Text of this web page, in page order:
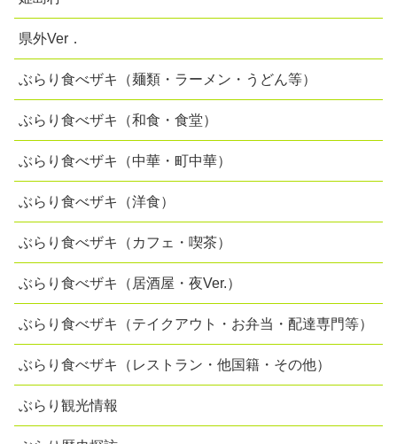
県外Ver．
ぶらり食べザキ（麺類・ラーメン・うどん等）
ぶらり食べザキ（和食・食堂）
ぶらり食べザキ（中華・町中華）
ぶらり食べザキ（洋食）
ぶらり食べザキ（カフェ・喫茶）
ぶらり食べザキ（居酒屋・夜Ver.）
ぶらり食べザキ（テイクアウト・お弁当・配達専門等）
ぶらり食べザキ（レストラン・他国籍・その他）
ぶらり観光情報